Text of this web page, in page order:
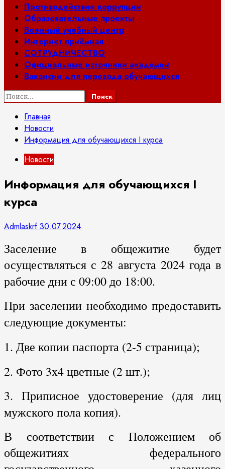
Противодействие коррупции
Образовательные проекты
Военный учебный центр
Интернет приёмная
СОТРУДНИЧЕСТВО
Официальные источники академии
Вакансии для перевода обучающихся
Найти:
Главная
Новости
Информация для обучающихся I курса
Новости
Информация для обучающихся I
курса
Admlaskrf30.07.2024
Заселение в общежитие будет
осуществляться с 28 августа 2024 года в
рабочие дни с 09:00 до 18:00.
При заселении необходимо предоставить
следующие документы:
1. Две копии паспорта (2-5 страница);
2. Фото 3х4 цветные (2 шт.);
3. Приписное удостоверение (для лиц
мужского пола копия).
В соответствии с Положением об
общежитиях федерального